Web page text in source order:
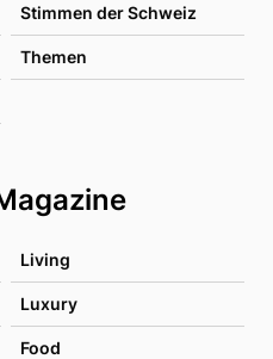
Stimmen der Schweiz
Themen
Living
Luxury
Food